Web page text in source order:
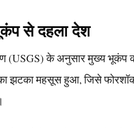
से दहला देश
(USGS) के अनुसार मुख्य भूकंप
झटका महसूस हुआ, जिसे